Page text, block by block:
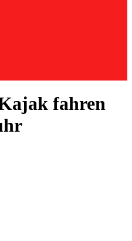
fahren